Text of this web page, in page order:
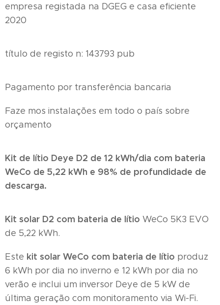
empresa registada na DGEG e casa eficiente
2020
título de registo n: 143793 pub
Pagamento por transferência bancaria
Faze mos instalações em todo o país sobre
orçamento
Kit de lítio Deye D2 de 12 kWh/dia com bateria
WeCo de 5,22 kWh e 98% de profundidade de
descarga.
Kit solar D2 com bateria de lítio WeCo 5K3 EVO
de 5,22 kWh.
Este kit solar WeCo com bateria de lítio produz
6 kWh por dia no inverno e 12 kWh por dia no
verão e inclui um inversor Deye de 5 kW de
última geração com monitoramento via Wi-Fi.